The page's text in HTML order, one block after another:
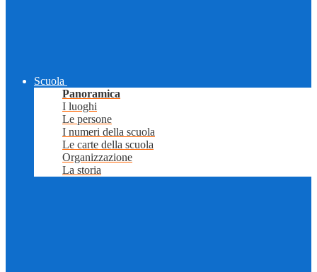
Scuola
Panoramica
I luoghi
Le persone
I numeri della scuola
Le carte della scuola
Organizzazione
La storia